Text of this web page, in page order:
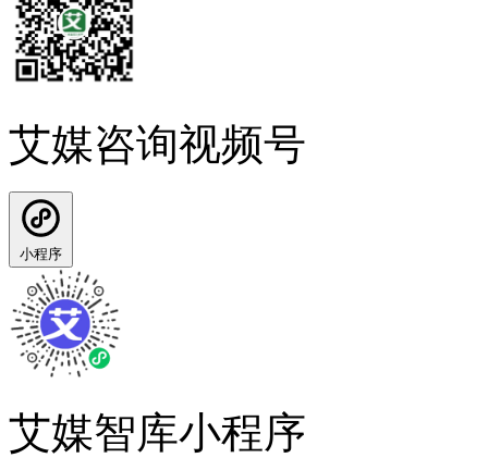
艾媒咨询视频号
小程序
艾媒智库小程序